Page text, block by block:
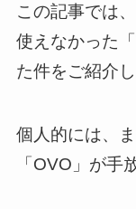
この記事では
使えなかった
た件をご紹介し
個人的には、
「OVO」が手